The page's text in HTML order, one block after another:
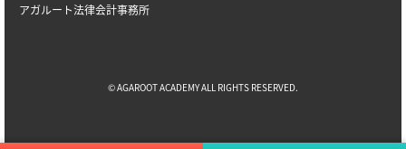
アガルート法律会計事務所
© AGAROOT ACADEMY ALL RIGHTS RESERVED.